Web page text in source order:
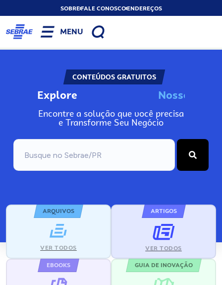
SOBREFALE CONOSCOENDEREÇOS
MENU
CONTEÚDOS GRATUITOS
Explore Nosso
Encontre a solução que você precisa
e Transforme Seu Negócio
ARQUIVOS
VER TODOS
ARTIGOS
VER TODOS
EBOOKS GUIA DE INOVAÇÃO